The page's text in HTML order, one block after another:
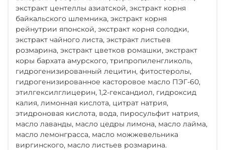
экстракт центеллы азиатской, экстракт корня
байкальского шлемника, экстракт корня
рейнутрии японской, экстракт корня солодки,
экстракт чайного листа, экстракт листьев
розмарина, экстракт цветков ромашки, экстракт
коры бархата амурского, трипропиленгликоль,
гидрогенизированный лецитин, фитостеролы,
гидрогенизированное касторовое масло ПЭГ-60,
этилгексилглицерин, 1,2-гександиол, гидроксид
калия, лимонная кислота, цитрат натрия,
этидроновая кислота, вода, пиросульфит натрия,
масло лаванды, масло цедры лимона, масло лайма,
масло лемонграсса, масло можжевельника
виргинского, масло листьев розмарина.